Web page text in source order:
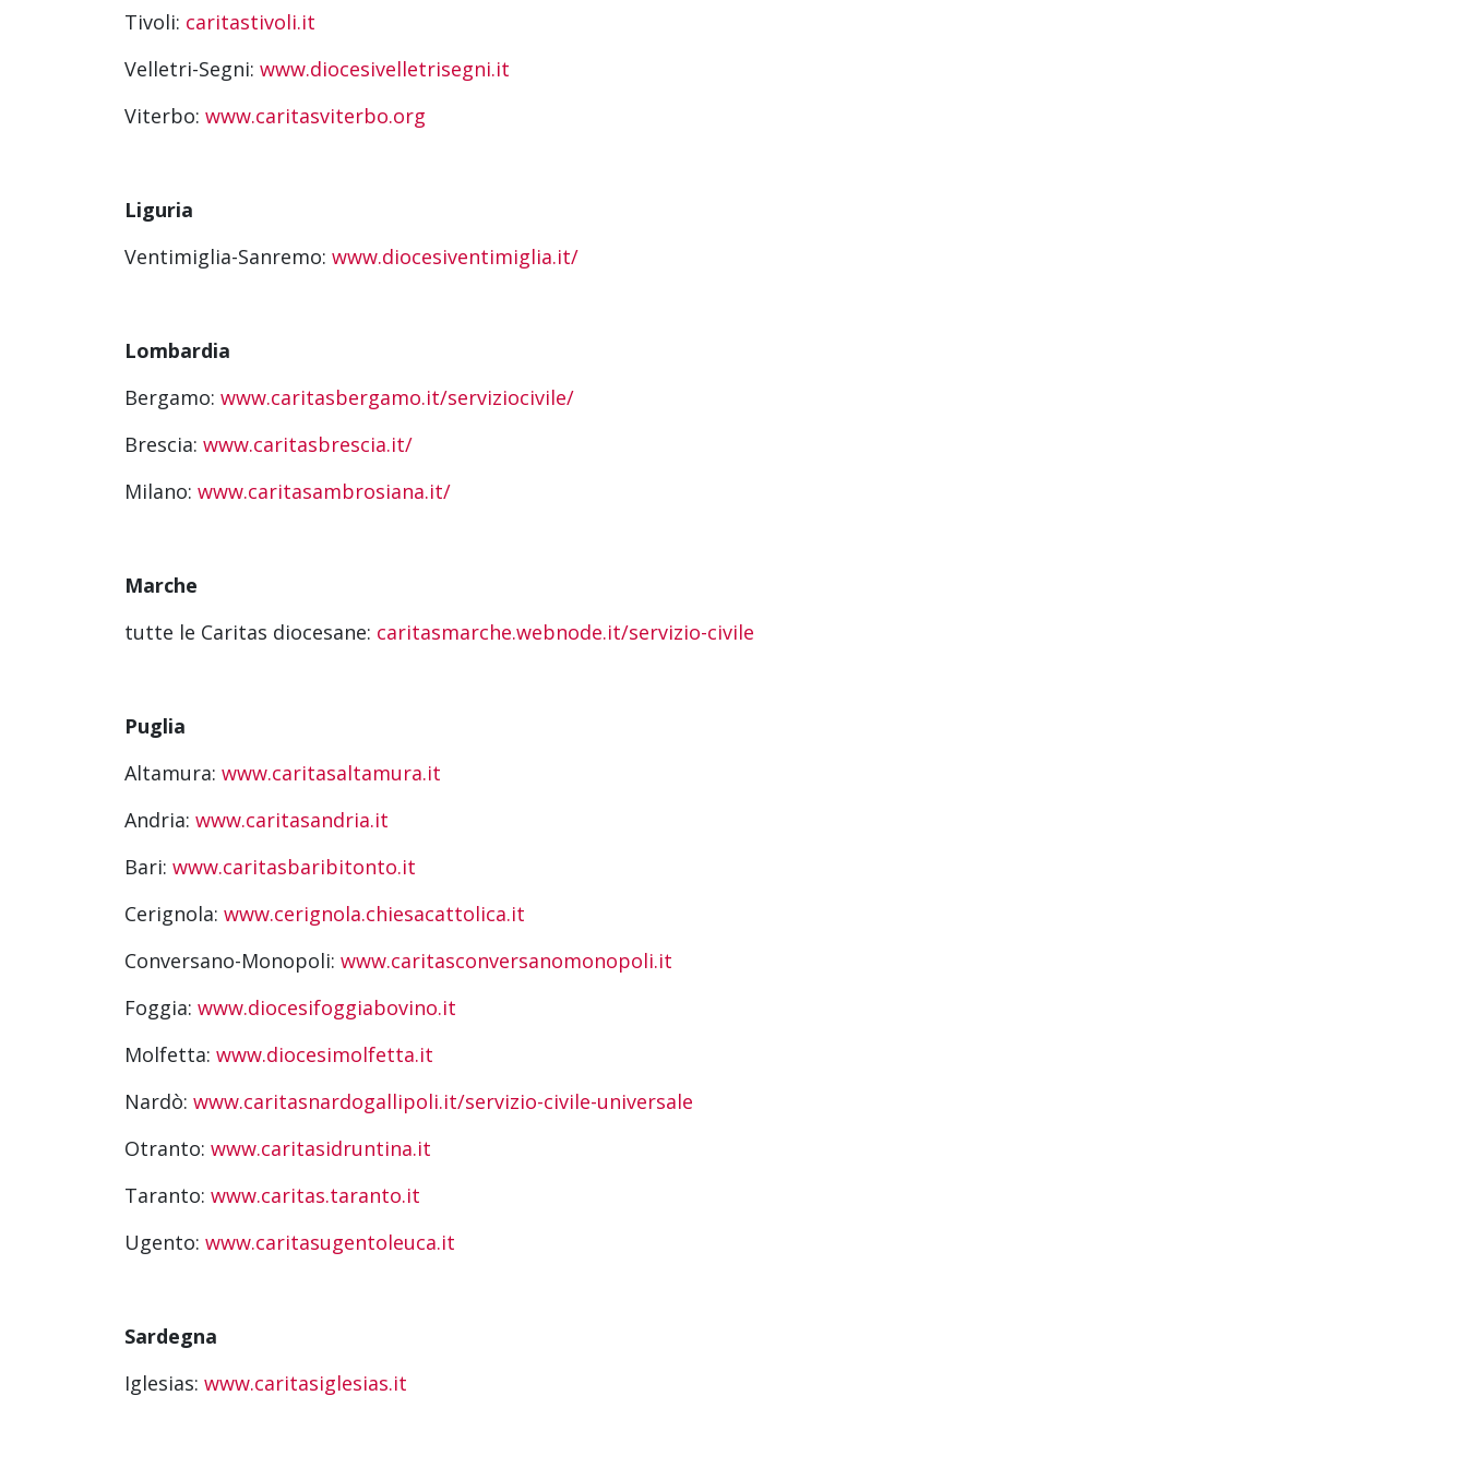
Tivoli: caritastivoli.it
Velletri-Segni: www.diocesivelletrisegni.it
Viterbo: www.caritasviterbo.org
Liguria
Ventimiglia-Sanremo: www.diocesiventimiglia.it/
Lombardia
Bergamo: www.caritasbergamo.it/serviziocivile/
Brescia: www.caritasbrescia.it/
Milano: www.caritasambrosiana.it/
Marche
tutte le Caritas diocesane: caritasmarche.webnode.it/servizio-civile
Puglia
Altamura: www.caritasaltamura.it
Andria: www.caritasandria.it
Bari: www.caritasbaribitonto.it
Cerignola: www.cerignola.chiesacattolica.it
Conversano-Monopoli: www.caritasconversanomonopoli.it
Foggia: www.diocesifoggiabovino.it
Molfetta: www.diocesimolfetta.it
Nardò: www.caritasnardogallipoli.it/servizio-civile-universale
Otranto: www.caritasidruntina.it
Taranto: www.caritas.taranto.it
Ugento: www.caritasugentoleuca.it
Sardegna
Iglesias: www.caritasiglesias.it